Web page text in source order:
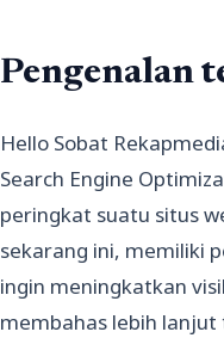
Pengenalan
Hello Sobat
Search Engine
peringkat suatu situs
sekarang ini, memiliki
ingin meningkatkan
membahas lebih lanjut